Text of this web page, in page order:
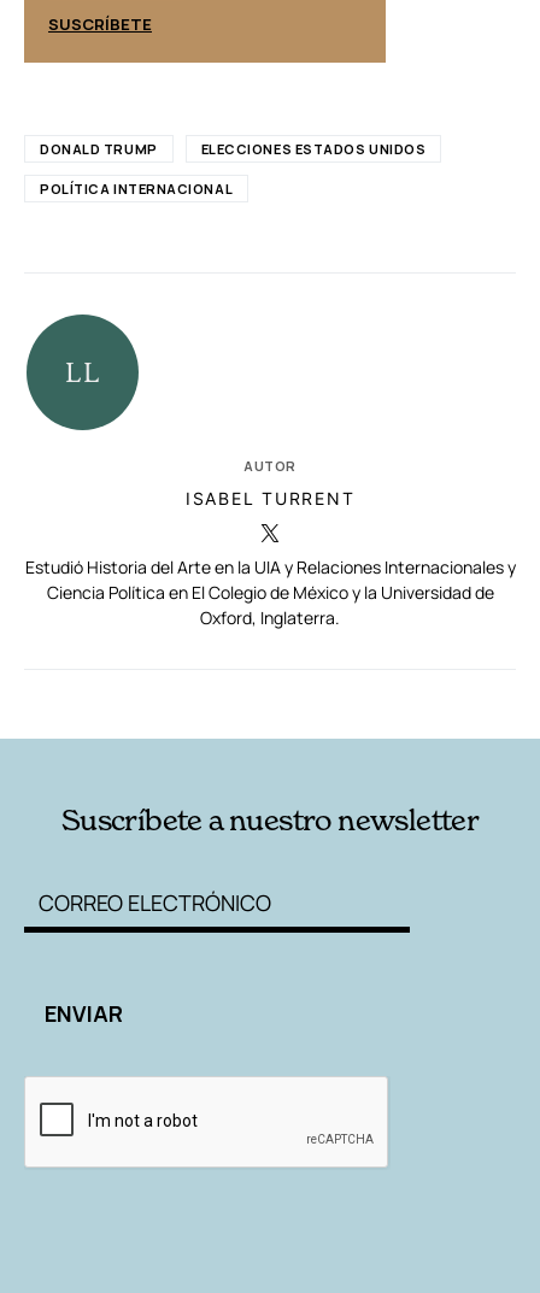
SUSCRÍBETE
DONALD TRUMP ELECCIONES ESTADOS UNIDOS
POLÍTICA INTERNACIONAL
AUTOR
ISABEL TURRENT
Estudió Historia del Arte en la UIA y Relaciones Internacionales y
Ciencia Política en El Colegio de México y la Universidad de
Oxford, Inglaterra.
Suscríbete a nuestro newsletter